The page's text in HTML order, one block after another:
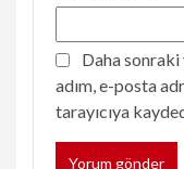
Daha sonraki
adım, e-posta
tarayıcıya